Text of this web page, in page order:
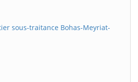
sous-traitance Bohas-Meyriat-